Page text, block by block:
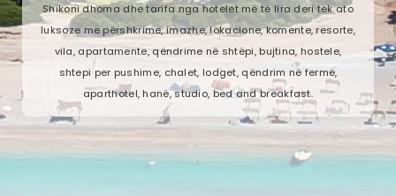
Shikoni dhoma dhe tarifa nga hotelet më të lira deri tek ato
luksoze me përshkrime, imazhe, lokacione, komente, resorte,
vila, apartamente, qëndrime në shtëpi, bujtina, hostele,
shtepi per pushime, chalet, lodget, qëndrim në fermë,
aparthotel, hanë, studio, bed and breakfast.